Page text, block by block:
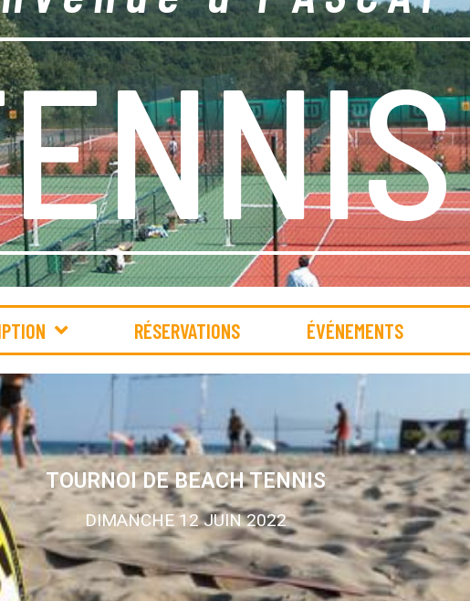
RÉSERVATIONS ÉVÉNEMENTS
TOURNOI DE BEACH TENNIS
DIMANCHE 12 JUIN 2022